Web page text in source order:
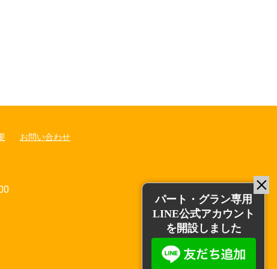
お問い合わせ
パート・グラン専用
LINE公式アカウント
を開設しました